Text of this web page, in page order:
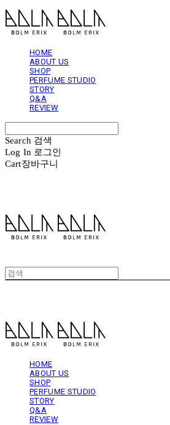
HOME
ABOUT US
SHOP
PERFUME STUDIO
STORY
Q&A
REVIEW
Search 검색
Log In 로그인
Cart장바구니
HOME
ABOUT US
SHOP
PERFUME STUDIO
STORY
Q&A
REVIEW